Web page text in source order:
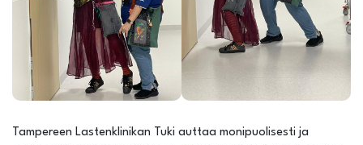
Tampereen Lastenklinikan Tuki auttaa monipuolisesti ja